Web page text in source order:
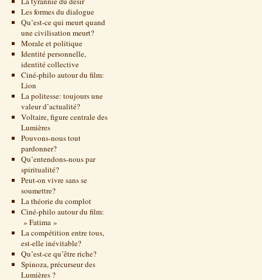
Les formes du dialogue
Qu’est-ce qui meurt quand
une civilisation meurt?
Morale et politique
Identité personnelle,
identité collective
Ciné-philo autour du film:
Lion
La politesse: toujours une
valeur d’actualité?
Voltaire, figure centrale des
Lumières
Pouvons-nous tout
pardonner?
Qu’entendons-nous par
spiritualité?
Peut-on vivre sans se
soumettre?
La théorie du complot
Ciné-philo autour du film:
» Fatima »
La compétition entre tous,
est-elle inévitable?
Qu’est-ce qu’être riche?
Spinoza, précurseur des
Lumières ?